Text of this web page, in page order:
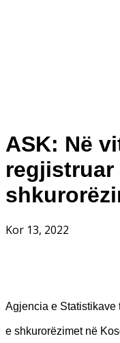
ASK: Në
regjistruar
Kor 13, 2022
Agjencia e Statistikave
e shkurorëzimet në